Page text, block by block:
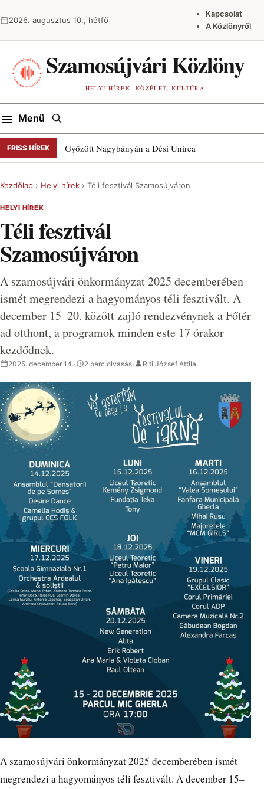
2026. augusztus 10., hétfő
Kapcsolat
A Közlönyről
Szamosújvári Közlöny
HELYI HÍREK, KÖZÉLET, KULTÚRA
Menü Keresés
FRISS HÍREK Győzött Nagybányán a Dési Unirea
Kezdőlap › Helyi hírek › Téli fesztivál Szamosújváron
HELYI HÍREK
Téli fesztivál
Szamosújváron
A szamosújvári önkormányzat 2025 decemberében
ismét megrendezi a hagyományos téli fesztivált. A
december 15–20. között zajló rendezvénynek a Főtér
ad otthont, a programok minden este 17 órakor
kezdődnek.
2025. december 14.· 2 perc olvasás· Riti József Attila
A szamosújvári önkormányzat 2025 decemberében ismét
megrendezi a hagyományos téli fesztivált. A december 15–